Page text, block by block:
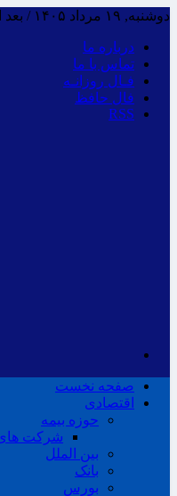
دوشنبه, ۱۹ مرداد ۱۴۰۵ / بعد از ظهر /
درباره ما
تماس با ما
فـال روزانـه
فال حافظ
RSS
صفحه نخست
اقتصادی
حوزه بیمه
شرکت های
بین الملل
بانک
بورس